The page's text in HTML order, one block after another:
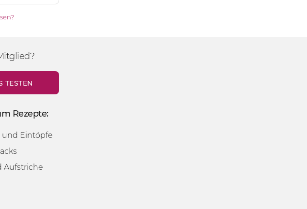
TESTEN
Rezepte:
und Eintöpfe
Aufstriche